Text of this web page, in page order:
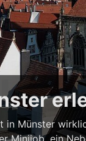
Münster